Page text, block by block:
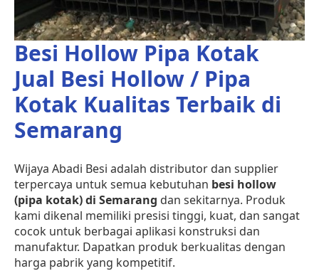
Besi Hollow Pipa Kotak
Jual Besi Hollow / Pipa
Kotak Kualitas Terbaik di
Semarang
Wijaya Abadi Besi adalah distributor dan supplier
terpercaya untuk semua kebutuhan besi hollow
(pipa kotak) di Semarang dan sekitarnya. Produk
kami dikenal memiliki presisi tinggi, kuat, dan sangat
cocok untuk berbagai aplikasi konstruksi dan
manufaktur. Dapatkan produk berkualitas dengan
harga pabrik yang kompetitif.